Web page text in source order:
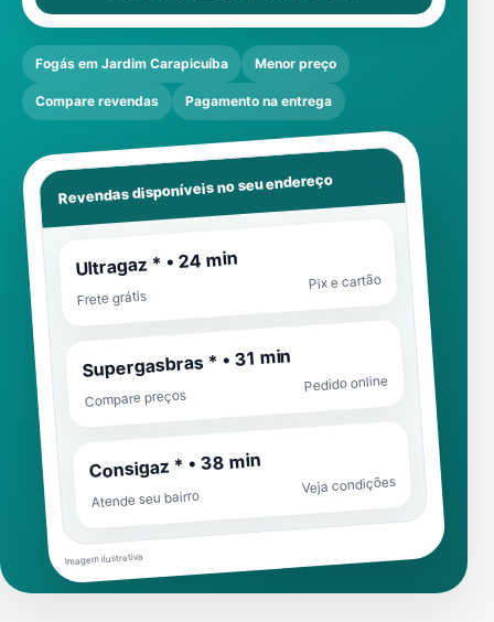
Fogás em Jardim Carapicuíba Menor preço
Compare revendas Pagamento na entrega
Revendas disponíveis no seu endereço
Ultragaz * • 24 min
Frete grátis
Pix e cartão
Supergasbras * • 31 min
Compare preços
Pedido online
Consigaz * • 38 min
Atende seu bairro
Veja condições
Imagem ilustrativa